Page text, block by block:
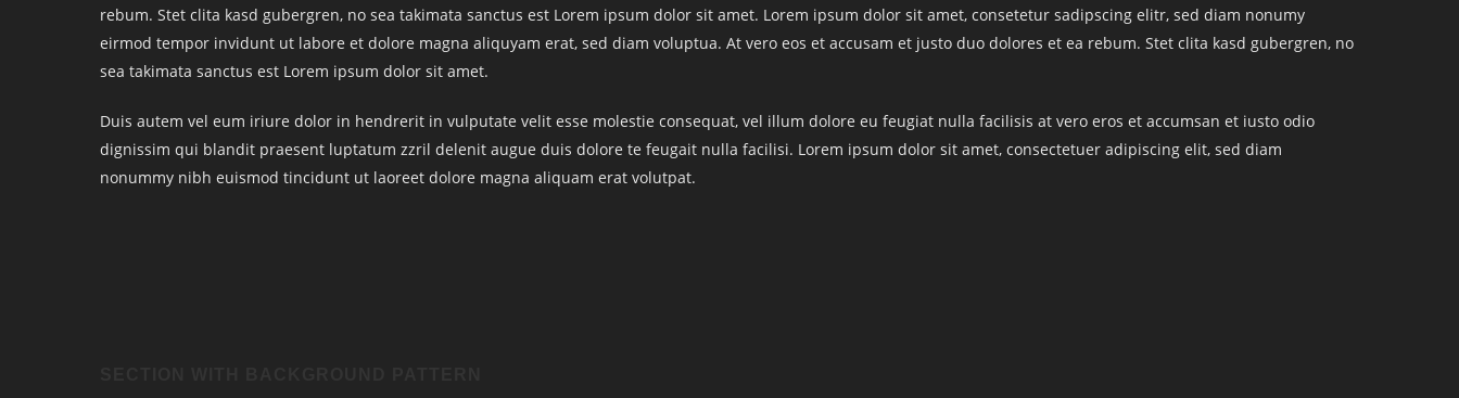
rebum. Stet clita kasd gubergren, no sea takimata sanctus est Lorem ipsum dolor sit amet. Lorem ipsum dolor sit amet, consetetur sadipscing elitr, sed diam nonumy
eirmod tempor invidunt ut labore et dolore magna aliquyam erat, sed diam voluptua. At vero eos et accusam et justo duo dolores et ea rebum. Stet clita kasd gubergren, no
sea takimata sanctus est Lorem ipsum dolor sit amet.
Duis autem vel eum iriure dolor in hendrerit in vulputate velit esse molestie consequat, vel illum dolore eu feugiat nulla facilisis at vero eros et accumsan et iusto odio
dignissim qui blandit praesent luptatum zzril delenit augue duis dolore te feugait nulla facilisi. Lorem ipsum dolor sit amet, consectetuer adipiscing elit, sed diam
nonummy nibh euismod tincidunt ut laoreet dolore magna aliquam erat volutpat.